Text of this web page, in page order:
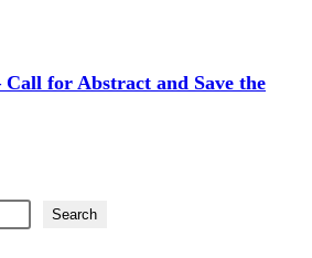
for Abstract and Save the
Search